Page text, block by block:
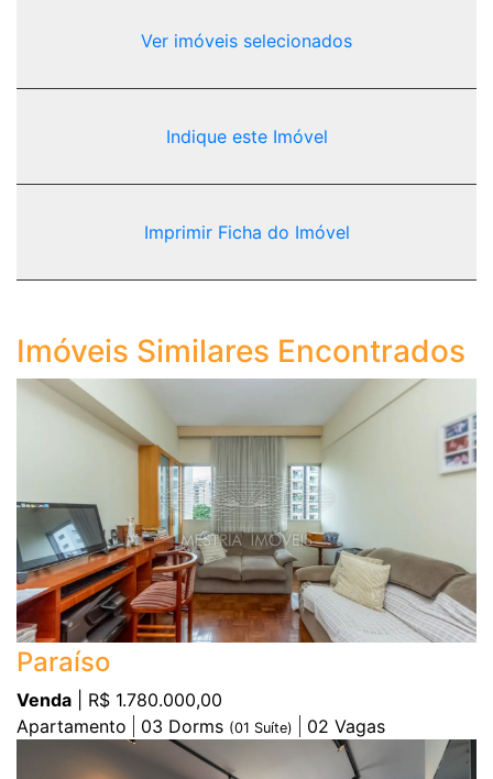
Ver imóveis selecionados
Indique este Imóvel
Imprimir Ficha do Imóvel
Imóveis Similares Encontrados
Paraíso
Venda | R$ 1.780.000,00
Apartamento
03 Dorms (01 Suíte) 02 Vagas